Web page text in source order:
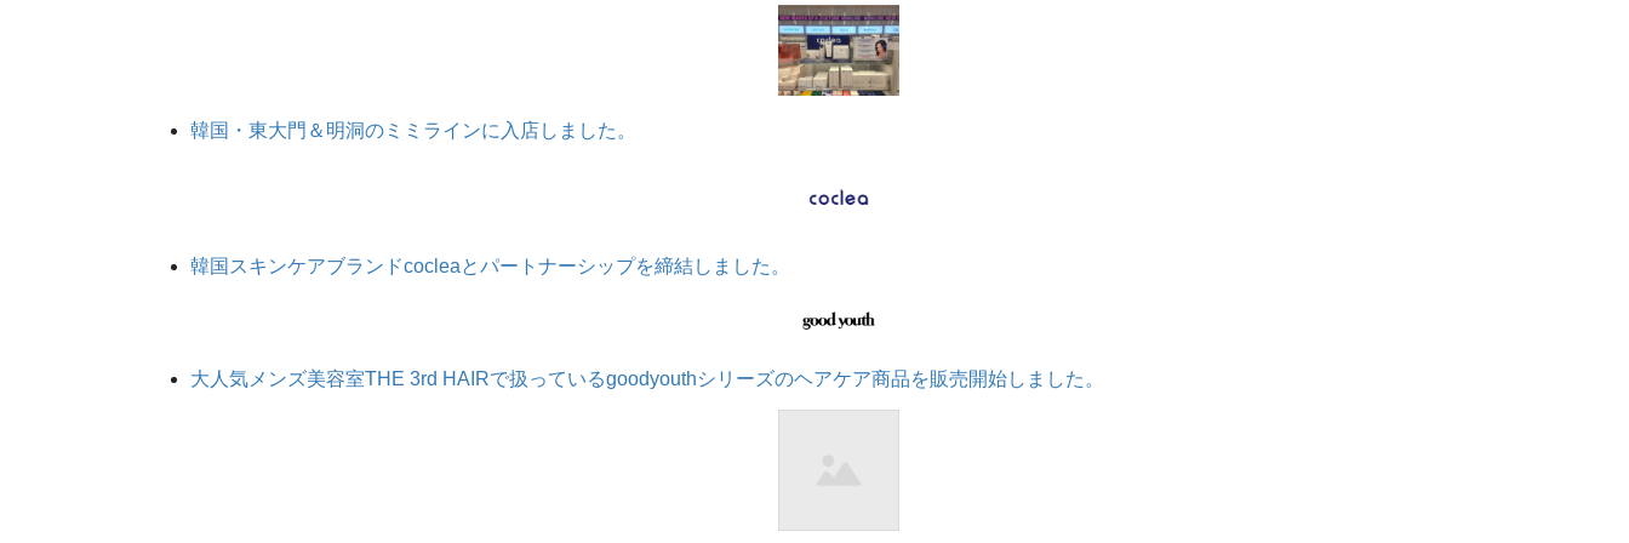
韓国・東大門＆明洞のミミラインに入店しました。
韓国スキンケアブランドcocleaとパートナーシップを締結しました。
大人気メンズ美容室THE 3rd HAIRで扱っているgoodyouthシリーズのヘアケア商品を販売開始しました。